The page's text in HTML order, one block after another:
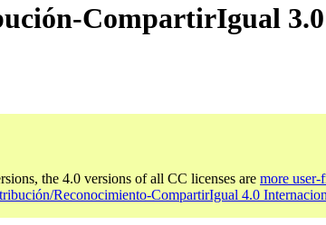
CompartirIgual
the 4.0 versions of all CC licenses are more
Reconocimiento-CompartirIgual 4.0